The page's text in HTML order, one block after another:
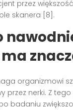
przez
skanera [8].
organizmowi
przez nerki. Z
badaniu